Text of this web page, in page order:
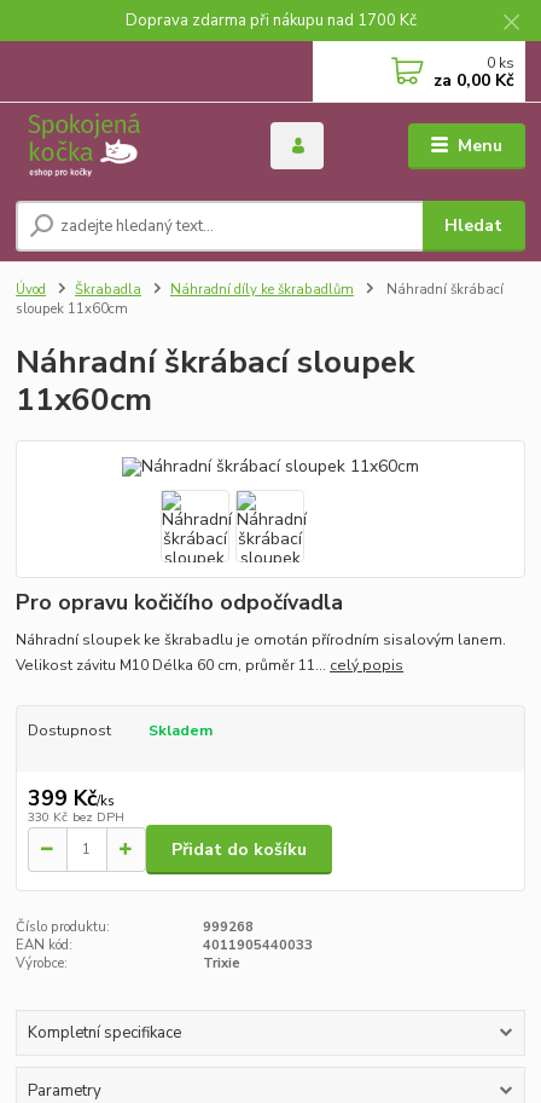
Doprava zdarma při nákupu nad 1700 Kč
Menu
Hledat
0 ks
za 0,00 Kč
Úvod Škrabadla Náhradní díly ke škrabadlům
Náhradní škrábací
sloupek 11x60cm
Náhradní škrábací sloupek
11x60cm
Pro opravu kočičího odpočívadla
Náhradní sloupek ke škrabadlu je omotán přírodním sisalovým lanem.
Velikost závitu M10 Délka 60 cm, průměr 11... celý popis
Dostupnost Skladem
399 Kč/ks
330 Kč bez DPH
Přidat do košíku
Číslo produktu:
999268
EAN kód:
4011905440033
Výrobce:
Trixie
Kompletní specifikace
Parametry